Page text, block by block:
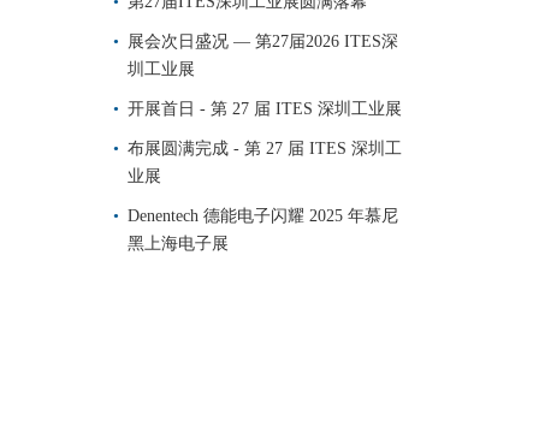
展会次日盛况 — 第27届2026 ITES深
圳工业展
开展首日 - 第 27 届 ITES 深圳工业展
布展圆满完成 - 第 27 届 ITES 深圳工
业展
Denentech 德能电子闪耀 2025 年慕尼
黑上海电子展